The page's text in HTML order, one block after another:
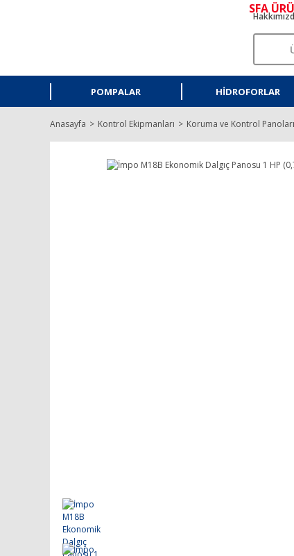
POMPALAR HIDROFORLAR
Anasayfa Kontrol Ekipmanları Koruma ve Kontrol Panoları
SFA